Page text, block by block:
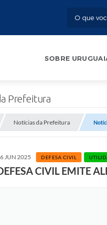
SOBRE
Prefeitura
Notícias da Prefeitura
JUN 2025 DEFESA CIVIL
CIVIL EMITE